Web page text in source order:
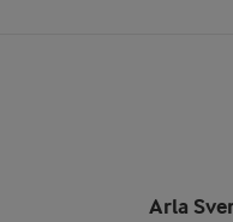
Arla